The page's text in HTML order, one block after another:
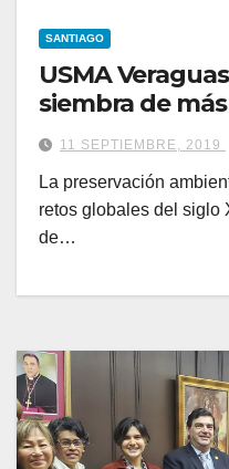
SANTIAGO
USMA
siembra de
11 SEPTIEMBRE, 2019
La preservación
retos globales del siglo
de…